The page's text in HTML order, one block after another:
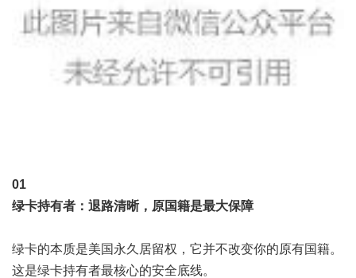
01
绿卡持有者：退路清晰，原国籍是最大保障
绿卡的本质是美国永久居留权，它并不改变你的原有国籍。
这是绿卡持有者最核心的安全底线。